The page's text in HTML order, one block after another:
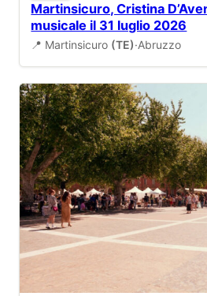
Martinsicuro, Cristina
musicale il 31 luglio 2026
📍 Martinsicuro (TE)·Abruzzo